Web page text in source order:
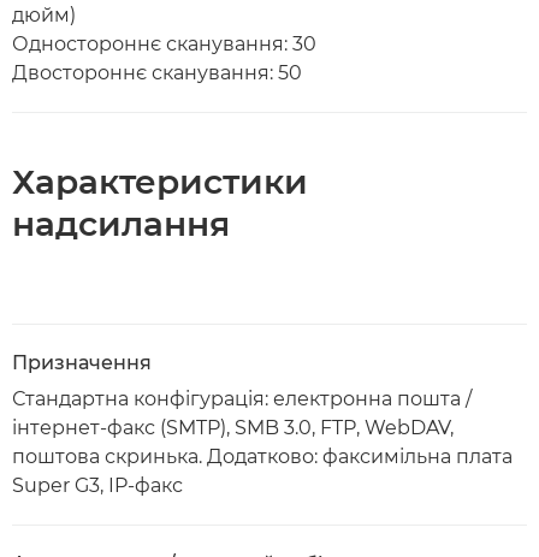
дюйм)
Одностороннє сканування: 30
Двостороннє сканування: 50
Характеристики
надсилання
Призначення
Стандартна конфігурація: електронна пошта /
інтернет-факс (SMTP), SMB 3.0, FTP, WebDAV,
поштова скринька. Додатково: факсимільна плата
Super G3, IP-факс